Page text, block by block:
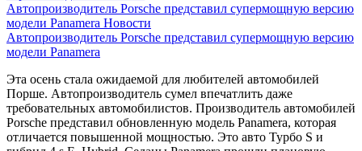
Автопроизводитель Porsche представил супермощную версию
модели Panamera Новости
Автопроизводитель Porsche представил супермощную версию
модели Panamera
Эта осень стала ожидаемой для любителей автомобилей
Порше. Автопроизводитель сумел впечатлить даже
требовательных автомобилистов. Производитель автомобилей
Porsche представил обновленную модель Panamera, которая
отличается повышенной мощностью. Это авто Турбо S и